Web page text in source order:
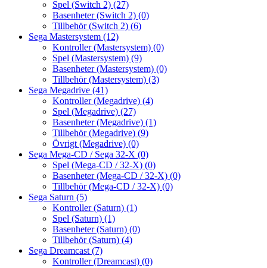
Spel (Switch 2) (27)
Basenheter (Switch 2) (0)
Tillbehör (Switch 2) (6)
Sega Mastersystem (12)
Kontroller (Mastersystem) (0)
Spel (Mastersystem) (9)
Basenheter (Mastersystem) (0)
Tillbehör (Mastersystem) (3)
Sega Megadrive (41)
Kontroller (Megadrive) (4)
Spel (Megadrive) (27)
Basenheter (Megadrive) (1)
Tillbehör (Megadrive) (9)
Övrigt (Megadrive) (0)
Sega Mega-CD / Sega 32-X (0)
Spel (Mega-CD / 32-X) (0)
Basenheter (Mega-CD / 32-X) (0)
Tillbehör (Mega-CD / 32-X) (0)
Sega Saturn (5)
Kontroller (Saturn) (1)
Spel (Saturn) (1)
Basenheter (Saturn) (0)
Tillbehör (Saturn) (4)
Sega Dreamcast (7)
Kontroller (Dreamcast) (0)